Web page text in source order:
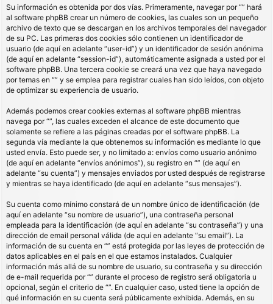
Su información es obtenida por dos vías. Primeramente, navegar por “” hará
al software phpBB crear un número de cookies, las cuales son un pequeño
archivo de texto que se descargan en los archivos temporales del navegador
de su PC. Las primeras dos cookies sólo contienen un identificador de
usuario (de aquí en adelante “user-id”) y un identificador de sesión anónima
(de aquí en adelante “session-id”), automáticamente asignada a usted por el
software phpBB. Una tercera cookie se creará una vez que haya navegado
por temas en “” y se emplea para registrar cuales han sido leídos, con objeto
de optimizar su experiencia de usuario.
Además podemos crear cookies externas al software phpBB mientras
navega por “”, las cuales exceden el alcance de este documento que
solamente se refiere a las páginas creadas por el software phpBB. La
segunda vía mediante la que obtenemos su información es mediante lo que
usted envía. Esto puede ser, y no limitado a: envíos como usuario anónimo
(de aquí en adelante “envíos anónimos”), su registro en “” (de aquí en
adelante “su cuenta”) y mensajes enviados por usted después de registrarse
y mientras se haya identificado (de aquí en adelante “sus mensajes”).
Su cuenta como mínimo constará de un nombre único de identificación (de
aquí en adelante “su nombre de usuario”), una contraseña personal
empleada para la identificación (de aquí en adelante “su contraseña”) y una
dirección de email personal válida (de aquí en adelante “su email”). La
información de su cuenta en “” está protegida por las leyes de protección de
datos aplicables en el país en el que estamos instalados. Cualquier
información más allá de su nombre de usuario, su contraseña y su dirección
de e-mail requerida por “” durante el proceso de registro será obligatoria u
opcional, según el criterio de “”. En cualquier caso, usted tiene la opción de
qué información en su cuenta será públicamente exhibida. Además, en su